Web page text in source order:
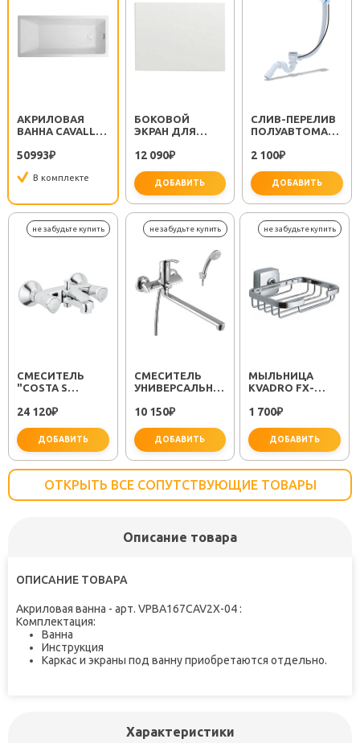
АКРИЛОВАЯ
ВАННА CAVALLO
50993₽
В комплекте
БОКОВОЙ
ЭКРАН ДЛЯ
VPPA07002EP2-04
12 090₽
ДОБАВИТЬ
важно
CЛИВ-ПЕРЕЛИВ
ПОЛУАВТОМАТ
2 100₽
ДОБАВИТЬ
СМЕСИТЕЛЬ
"COSTA S
24 120₽
ДОБАВИТЬ
СМЕСИТЕЛЬ
УНИВЕРСАЛЬНЫЙ
LM1151C"
10 150₽
ДОБАВИТЬ
МЫЛЬНИЦА
KVADRO FX-
1 700₽
ДОБАВИТЬ
ОТКРЫТЬ ВСЕ СОПУТСТВУЮЩИЕ ТОВАРЫ
Описание товара
ОПИСАНИЕ ТОВАРА
Акриловая ванна - арт. VPBA167CAV2X-04 :
Комплектация:
Ванна
Инструкция
Каркас и экраны под ванну приобретаются отдельно.
Характеристики